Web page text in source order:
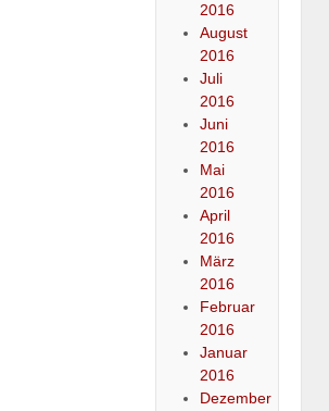
2016
August
2016
Juli
2016
Juni
2016
Mai
2016
April
2016
März
2016
Februar
2016
Januar
2016
Dezember